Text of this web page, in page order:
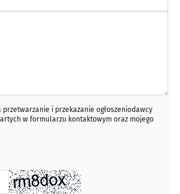
przetwarzanie i przekazanie ogłoszeniodawcy
w formularzu kontaktowym oraz mojego